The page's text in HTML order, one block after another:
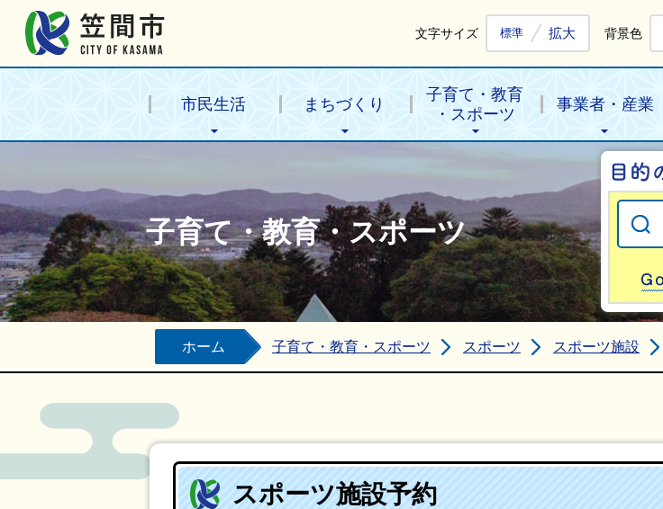
文字サイズ 標準 拡大 背景色
市民生活 まちづくり
子育て・教育
・スポーツ
事業者・産業
子育て・教育・スポーツ
ホーム 子育て・教育・スポーツ スポーツ スポーツ施設
スポーツ施設予約